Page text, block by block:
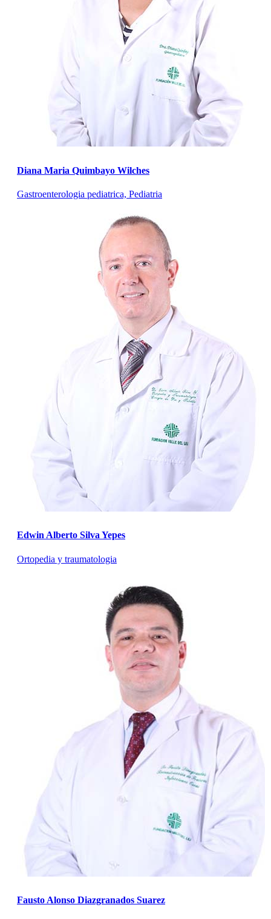
Diana Maria Quimbayo Wilches
Gastroenterologia pediatrica, Pediatria
Edwin Alberto Silva Yepes
Ortopedia y traumatologia
Fausto Alonso Diazgranados Suarez